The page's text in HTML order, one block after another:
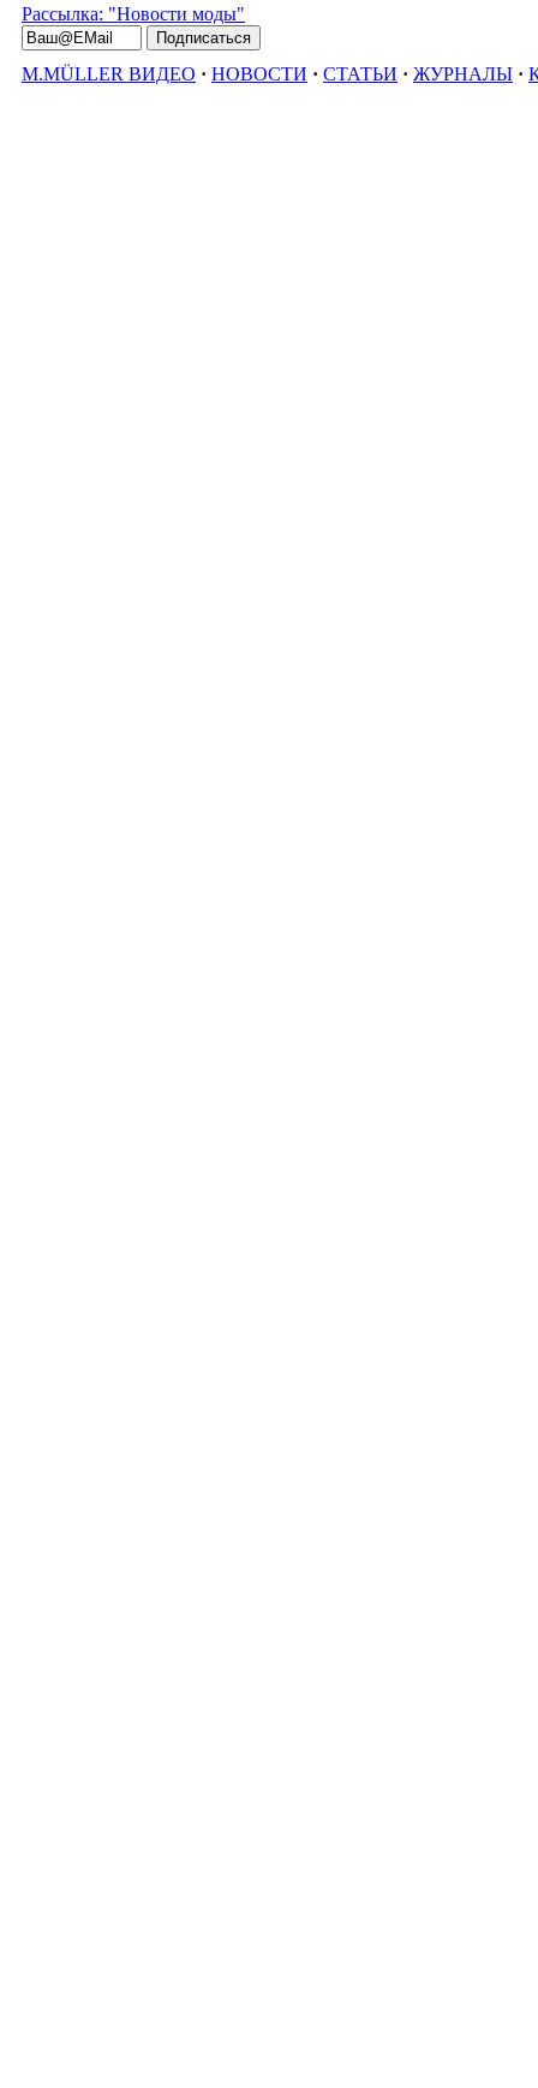
Рассылка: "Новости моды"
M.MÜLLER ВИДЕО · НОВОСТИ · СТАТЬИ · ЖУРНАЛЫ ·